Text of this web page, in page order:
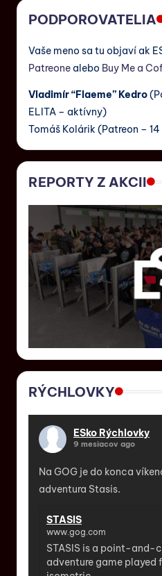
PODPOROVATELIA
Vaše meno sa tu objaví ak
Patreone alebo Buy Me a
Vladimír “Flaeme” Kedro
ELITA – aktívny)
Tomáš Kolárik (Patreon –
REPORTY Z AKCII
RÝCHLOVKY
ESko Rýchlovky
9 mesiacov ago
Na GOG je do konca
adventura Stasis.
STASIS
www.gog.com
STASIS is a point-
adventure game played